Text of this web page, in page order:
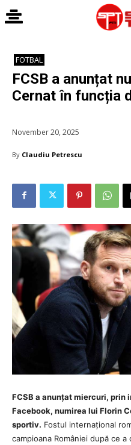
FOTBAL
FCSB a anunțat
Cernat în funcția
November 20, 2025
By Claudiu Petrescu
FCSB a anunțat miercuri,
Facebook, numirea lui Florin
sportiv. Fostul internațional
campioana României după ce